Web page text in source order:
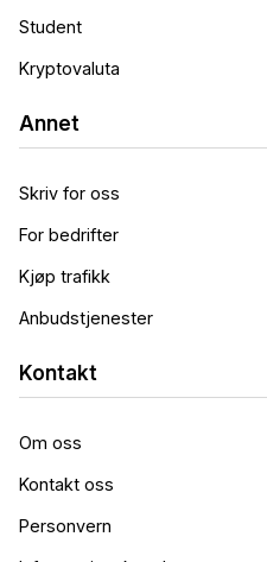
Student
Kryptovaluta
Annet
Skriv for oss
For bedrifter
Kjøp trafikk
Anbudstjenester
Kontakt
Om oss
Kontakt oss
Personvern